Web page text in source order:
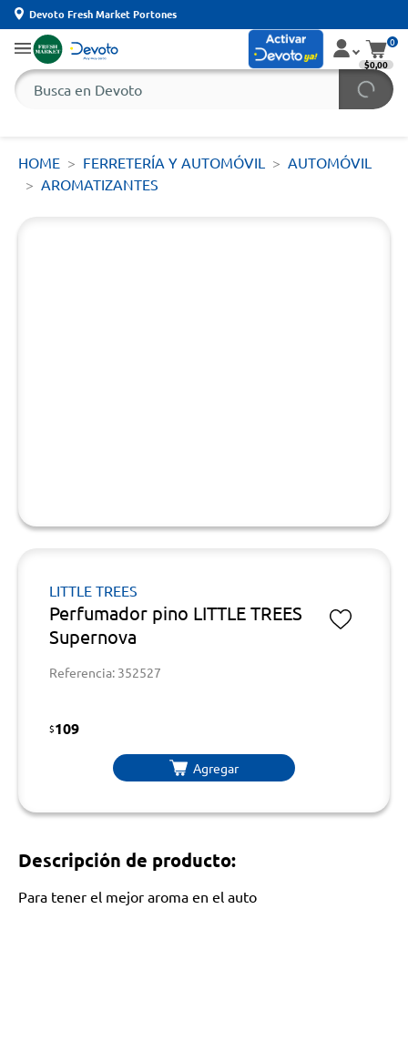
Devoto Fresh Market Portones
0
$0,00
HOME FERRETERÍA Y AUTOMÓVIL
AUTOMÓVIL
AROMATIZANTES
LITTLE TREES
Perfumador pino LITTLE TREES
Supernova
Referencia: 352527
$109
Agregar
Descripción de producto:
Para tener el mejor aroma en el auto